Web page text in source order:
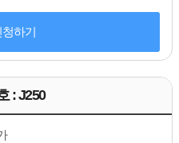
하기
: J250